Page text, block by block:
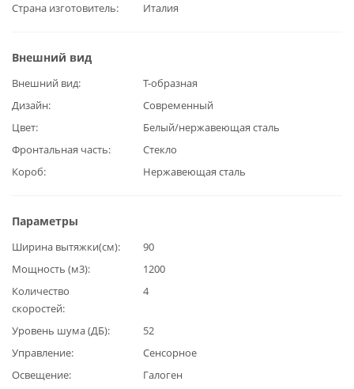
Страна изготовитель
Италия
Внешний вид
Внешний вид
Т-образная
Дизайн
Современный
Цвет
Белый/нержавеющая сталь
Фронтальная часть
Стекло
Короб
Нержавеющая сталь
Параметры
Ширина вытяжки(см)
90
Мощность (м3)
1200
Количество
скоростей
4
Уровень шума (ДБ)
52
Управление
Сенсорное
Освещение
Галоген